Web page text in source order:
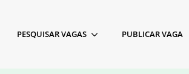
PESQUISAR VAGAS PUBLICAR VAGA